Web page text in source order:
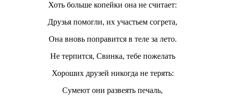
Хоть больше копейки она не считает:
Друзья помогли, их участьем согрета,
Она вновь поправится в теле за лето.
Не терпится, Свинка, тебе пожелать
Хороших друзей никогда не терять:
Сумеют они развеять печаль,